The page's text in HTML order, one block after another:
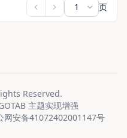
户
页
Reserved.
主题实现增强
网安备41072402001147号